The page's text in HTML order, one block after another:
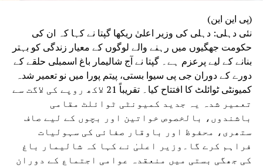
(پی این این)
نئی دہلی: دہلی کی وزیر اعلیٰ ریکھا گپتا نے کہا کہ ان کی
حکومت جھگیوں میں رہنے والے لوگوں کے معیار زندگی کو بہتر
بنانے کے لیے پرعزم ہے۔ گپتا نے آج شالیمار باغ اسمبلی حلقے کے
دورے کے دوران جی پی سیوا بستی، پیتم پورا میں نو تعمیر شدہ
کمیونٹی ٹوائلٹ کا افتتاح کیا۔ تقریباً 21 لاکھ روپے کی لاگت سے
تعمیر شدہ یہ جدید کمیونٹی ٹوائلٹ مقامی
باشندوں، بالخصوص خواتین اور بچوں کے لیے صاف
ستھری، محفوظ اور باوقار صفائی کی سہولیات
فراہم کرے گا۔وزیر اعلیٰ نے کہا کہ شالیمار باغ
کی جھگی بستی میں منعقدہ عوامی اجتماع کے دوران